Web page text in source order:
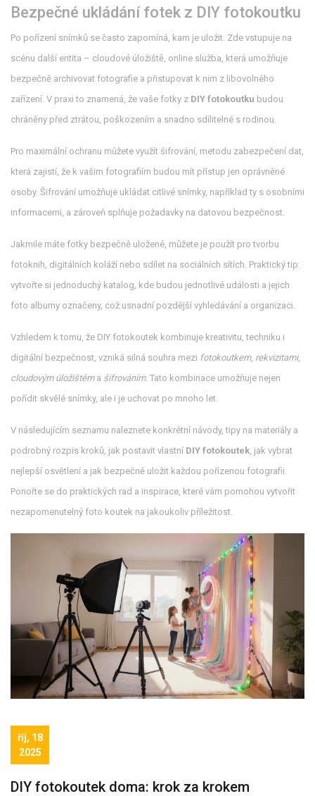
Bezpečné ukládání fotek z DIY fotokoutku
Po pořízení snímků se často zapomíná, kam je uložit. Zde vstupuje na
scénu další entita – cloudové úložiště, online služba, která umožňuje
bezpečně archivovat fotografie a přistupovat k nim z libovolného
zařízení. V praxi to znamená, že vaše fotky z DIY fotokoutku budou
chráněny před ztrátou, poškozením a snadno sdílitelné s rodinou.
Pro maximální ochranu můžete využít šifrování, metodu zabezpečení dat,
která zajistí, že k vašim fotografiím budou mít přístup jen oprávněné
osoby. Šifrování umožňuje ukládat citlivé snímky, například ty s osobními
informacemi, a zároveň splňuje požadavky na datovou bezpečnost.
Jakmile máte fotky bezpečně uložené, můžete je použít pro tvorbu
fotoknih, digitálních koláží nebo sdílet na sociálních sítích. Praktický tip:
vytvořte si jednoduchý katalog, kde budou jednotlivé události a jejich
foto albumy označeny, což usnadní pozdější vyhledávání a organizaci.
Vzhledem k tomu, že DIY fotokoutek kombinuje kreativitu, techniku i
digitální bezpečnost, vzniká silná souhra mezi fotokoutkem, rekvizitami,
cloudovým úložištěma šifrováním. Tato kombinace umožňuje nejen
pořídit skvělé snímky, ale i je uchovat po mnoho let.
V následujícím seznamu naleznete konkrétní návody, tipy na materiály a
podrobný rozpis kroků, jak postavit vlastní DIY fotokoutek, jak vybrat
nejlepší osvětlení a jak bezpečně uložit každou pořízenou fotografii.
Ponořte se do praktických rad a inspirace, které vám pomohou vytvořit
nezapomenutelný foto koutek na jakoukoliv příležitost.
říj, 18
2025
DIY fotokoutek doma: krok za krokem